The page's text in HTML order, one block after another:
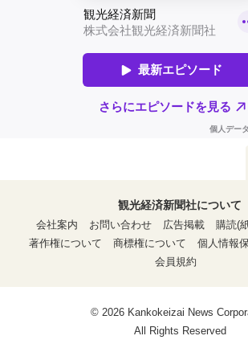
観光経済新聞社について
会社案内
お問い合わせ 広告掲載
購読(
著作権について
商標権について
個人情報
会員規約
© 2026 Kankokeizai News
All Rights Reserved